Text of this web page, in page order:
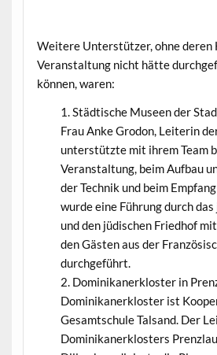
Weitere Unterstützer, ohne deren
Veranstaltung nicht hätte
können, waren:
Städtische Museen der
Frau Anke Grodon, Leiterin
unterstützte mit ihrem Team
Veranstaltung, beim Aufbau
der Technik und beim
wurde eine Führung durch
und den jüdischen Friedhof
den Gästen aus der
durchgeführt.
Dominikanerkloster in
Dominikanerkloster ist
Gesamtschule Talsand. Der
Dominikanerklosters